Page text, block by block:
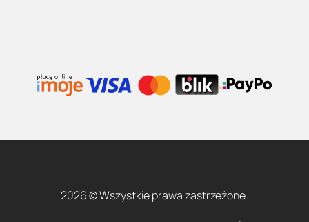
2026 © Wszystkie prawa zastrzeżone.